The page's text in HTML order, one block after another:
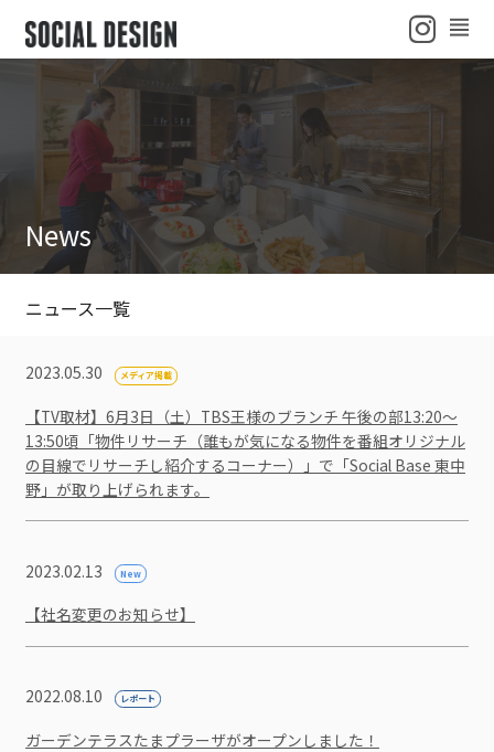
ENGLISH
ニュース
初心者ガイド
よくある質問
会社概要
News
ニュース一覧
2023.05.30 メディア掲載
【TV取材】6月3日（土）TBS王様のブランチ 午後の部13:20～
13:50頃「物件リサーチ（誰もが気になる物件を番組オリジナル
の目線でリサーチし紹介するコーナー）」で「Social Base 東中
野」が取り上げられます。
2023.02.13 New
【社名変更のお知らせ】
2022.08.10 レポート
ガーデンテラスたまプラーザがオープンしました！